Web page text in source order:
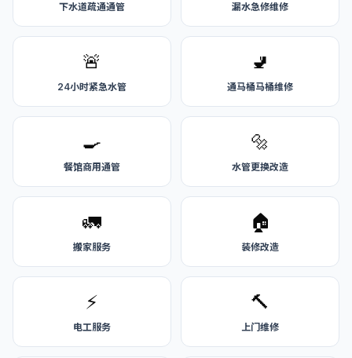
下水道疏通通管 漏水急修维修
🚨
24小时紧急水管
🚽
通马桶马桶维修
🍳
餐馆商用通管
🔩
水管更换改造
🚛
搬家服务
🏠
装修改造
⚡
电工服务
🔨
上门维修